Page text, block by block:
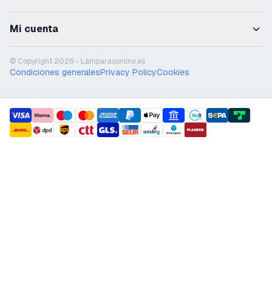
Mi cuenta
© Copyright 2026 - Lámparasonline.es
Condiciones generalesPrivacy PolicyCookies
payment methods
shipment methods